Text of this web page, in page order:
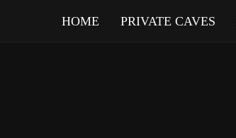
HOME PRIVATE CAVES